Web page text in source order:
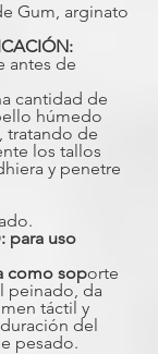
Gum, arginato
antes de
cantidad de
húmedo
tratando de
los tallos
y penetre
: para uso
como soporte
peinado, da
táctil y
del
pesado.